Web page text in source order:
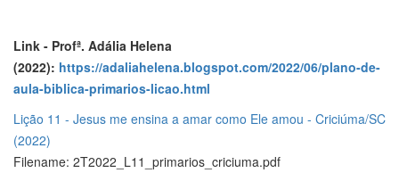
Link - Profª. Adália Helena
(2022): https://adaliahelena.blogspot.com/2022/06/plano-de-
aula-biblica-primarios-licao.html
Lição 11 - Jesus me ensina a amar como Ele amou - Criciúma/SC
(2022)
Filename: 2T2022_L11_primarios_criciuma.pdf